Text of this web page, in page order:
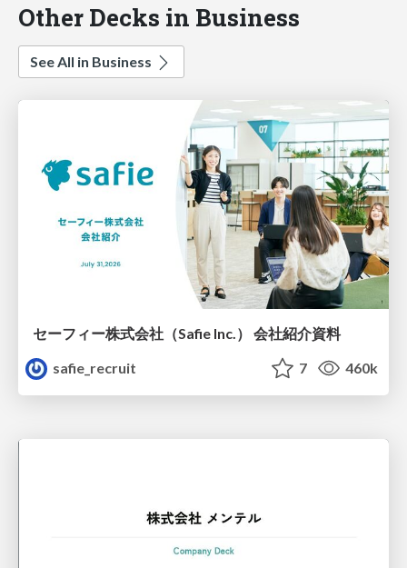
Other Decks in Business
See All in Business
セーフィー株式会社（Safie Inc.） 会社紹介資料
safie_recruit
7 460k